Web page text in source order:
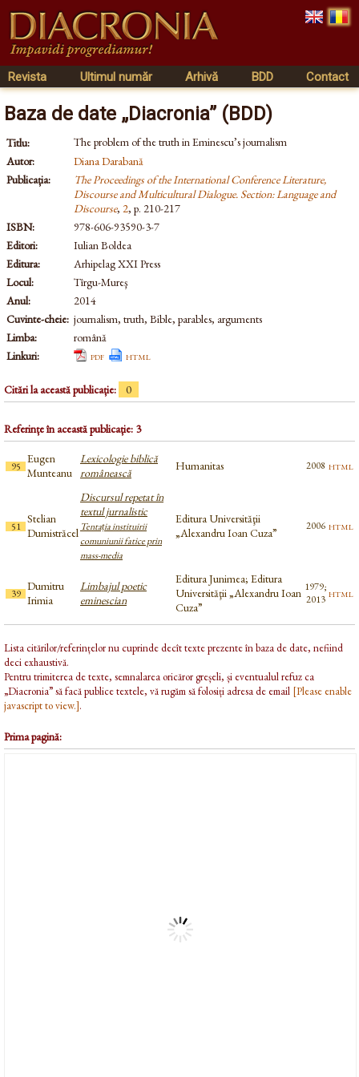
Revista Ultimul număr Arhivă BDD Contact
Baza de date „Diacronia” (BDD)
Titlu:
The problem of the truth in Eminescu’s journalism
Autor:
Diana Darabană
Publicația:
The Proceedings of the International Conference Literature,
Discourse and Multicultural Dialogue. Section: Language and
Discourse, 2, p. 210-217
ISBN:
978-606-93590-3-7
Editori:
Iulian Boldea
Editura:
Arhipelag XXI Press
Locul:
Tîrgu-Mureş
Anul:
2014
Cuvinte-cheie: journalism, truth, Bible, parables, arguments
Limba:
română
Linkuri:
pdf html
Citări la această publicație: 0
Referințe în această publicație: 3
95
Eugen
Munteanu
Lexicologie biblică
românească
Humanitas 2008 html
51
Stelian
Dumistrăcel
Discursul repetat în
textul jurnalistic
Tentația instituirii
comuniunii fatice prin
mass-media
Editura Universităţii
„Alexandru Ioan Cuza”
2006 html
39
Dumitru
Irimia
Limbajul poetic
eminescian
Editura Junimea; Editura
Universităţii „Alexandru Ioan
Cuza”
1979;
2013 html
Lista citărilor/referințelor nu cuprinde decît texte prezente în baza de date, nefiind
deci exhaustivă.
Pentru trimiterea de texte, semnalarea oricăror greșeli, și eventualul refuz ca
„Diacronia” să facă publice textele, vă rugăm să folosiți adresa de email [Please enable
javascript to view.].
Prima pagină: